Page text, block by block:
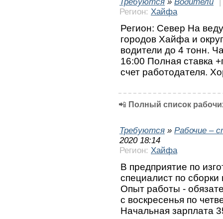
Регион: Хайфа
Регион: Север На
городов Хайфа и
водители до 4 тонн.
16:00 Полная ставка
счет работодателя.
📲 Полный список
Требуются » Рабочие –
2020 18:14
Регион: Хайфа
В предприятие по
специалист по
Опыт работы -
с воскресенья по
Начальная зарплата